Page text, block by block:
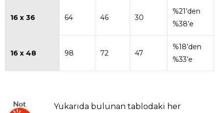
16 x 36 64 46 30
%21’den
%38’e
16 x 48 98 72 47
%18’den
%33’e
Yukarıda bulunan tablodaki her